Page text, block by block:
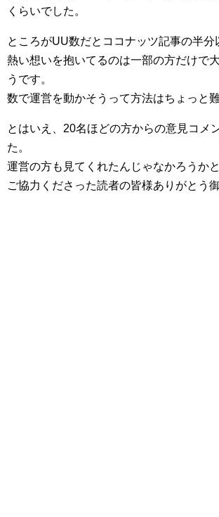
くらいでした。
ところがUU数だとココナッツ記事の半分
熱い想いを抱いてるのは一部の方だけで
うです。
数で運営を動かそうって方法はちょっと難
とはいえ、20名ほどの方からの意見コメ
た。
運営の方も見てくれたんじゃなかろうか
ご協力くださった読者の皆様ありがとう